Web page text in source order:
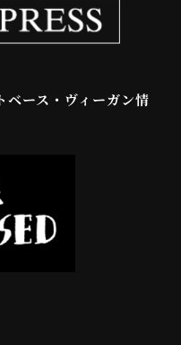
ース・ヴィーガン情